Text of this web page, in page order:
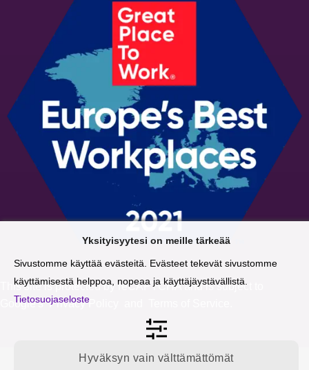
This site is protected by reCAPTCHA and is subject to
Google'sPrivacy Policy
Yksityisyytesi on meille tärkeää
Sivustomme käyttää evästeitä. Evästeet tekevät sivustomme
käyttämisestä helppoa, nopeaa ja käyttäjäystävällistä.
Tietosuojaseloste
Hyväksyn vain välttämättömät